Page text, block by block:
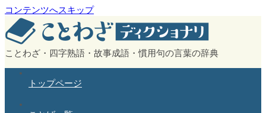
コンテンツへスキップ
ことわざ・四字熟語・故事成語・慣用句の言葉の辞典
トップページ